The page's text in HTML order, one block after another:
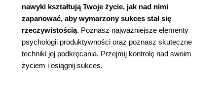
nawyki kształtują Twoje życie, jak nad nimi
zapanować, aby wymarzony sukces stał się
rzeczywistością. Poznasz najważniejsze elementy
psychologii produktywności oraz poznasz skuteczne
techniki jej podkręcania. Przejmij kontrolę nad swoim
życiem i osiągnij sukces.